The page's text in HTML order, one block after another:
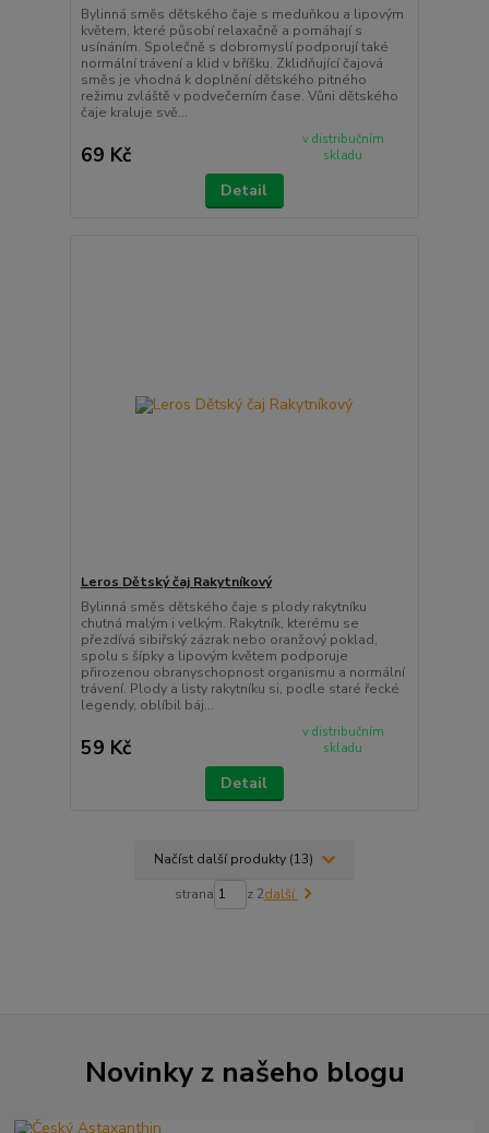
Bylinná směs dětského čaje s meduňkou a lipovým
květem, které působí relaxačně a pomáhají s
usínáním. Společně s dobromyslí podporují také
normální trávení a klid v bříšku. Zklidňující čajová
směs je vhodná k doplnění dětského pitného
režimu zvláště v podvečerním čase. Vůni dětského
čaje kraluje svě...
69 Kč
v distribučním
skladu
Detail
Leros Dětský čaj Rakytníkový
Bylinná směs dětského čaje s plody rakytníku
chutná malým i velkým. Rakytník, kterému se
přezdívá sibiřský zázrak nebo oranžový poklad,
spolu s šípky a lipovým květem podporuje
přirozenou obranyschopnost organismu a normální
trávení. Plody a listy rakytníku si, podle staré řecké
legendy, oblíbil báj...
59 Kč
v distribučním
skladu
Detail
Načíst další produkty (13)
strana z 2další
Novinky z našeho blogu